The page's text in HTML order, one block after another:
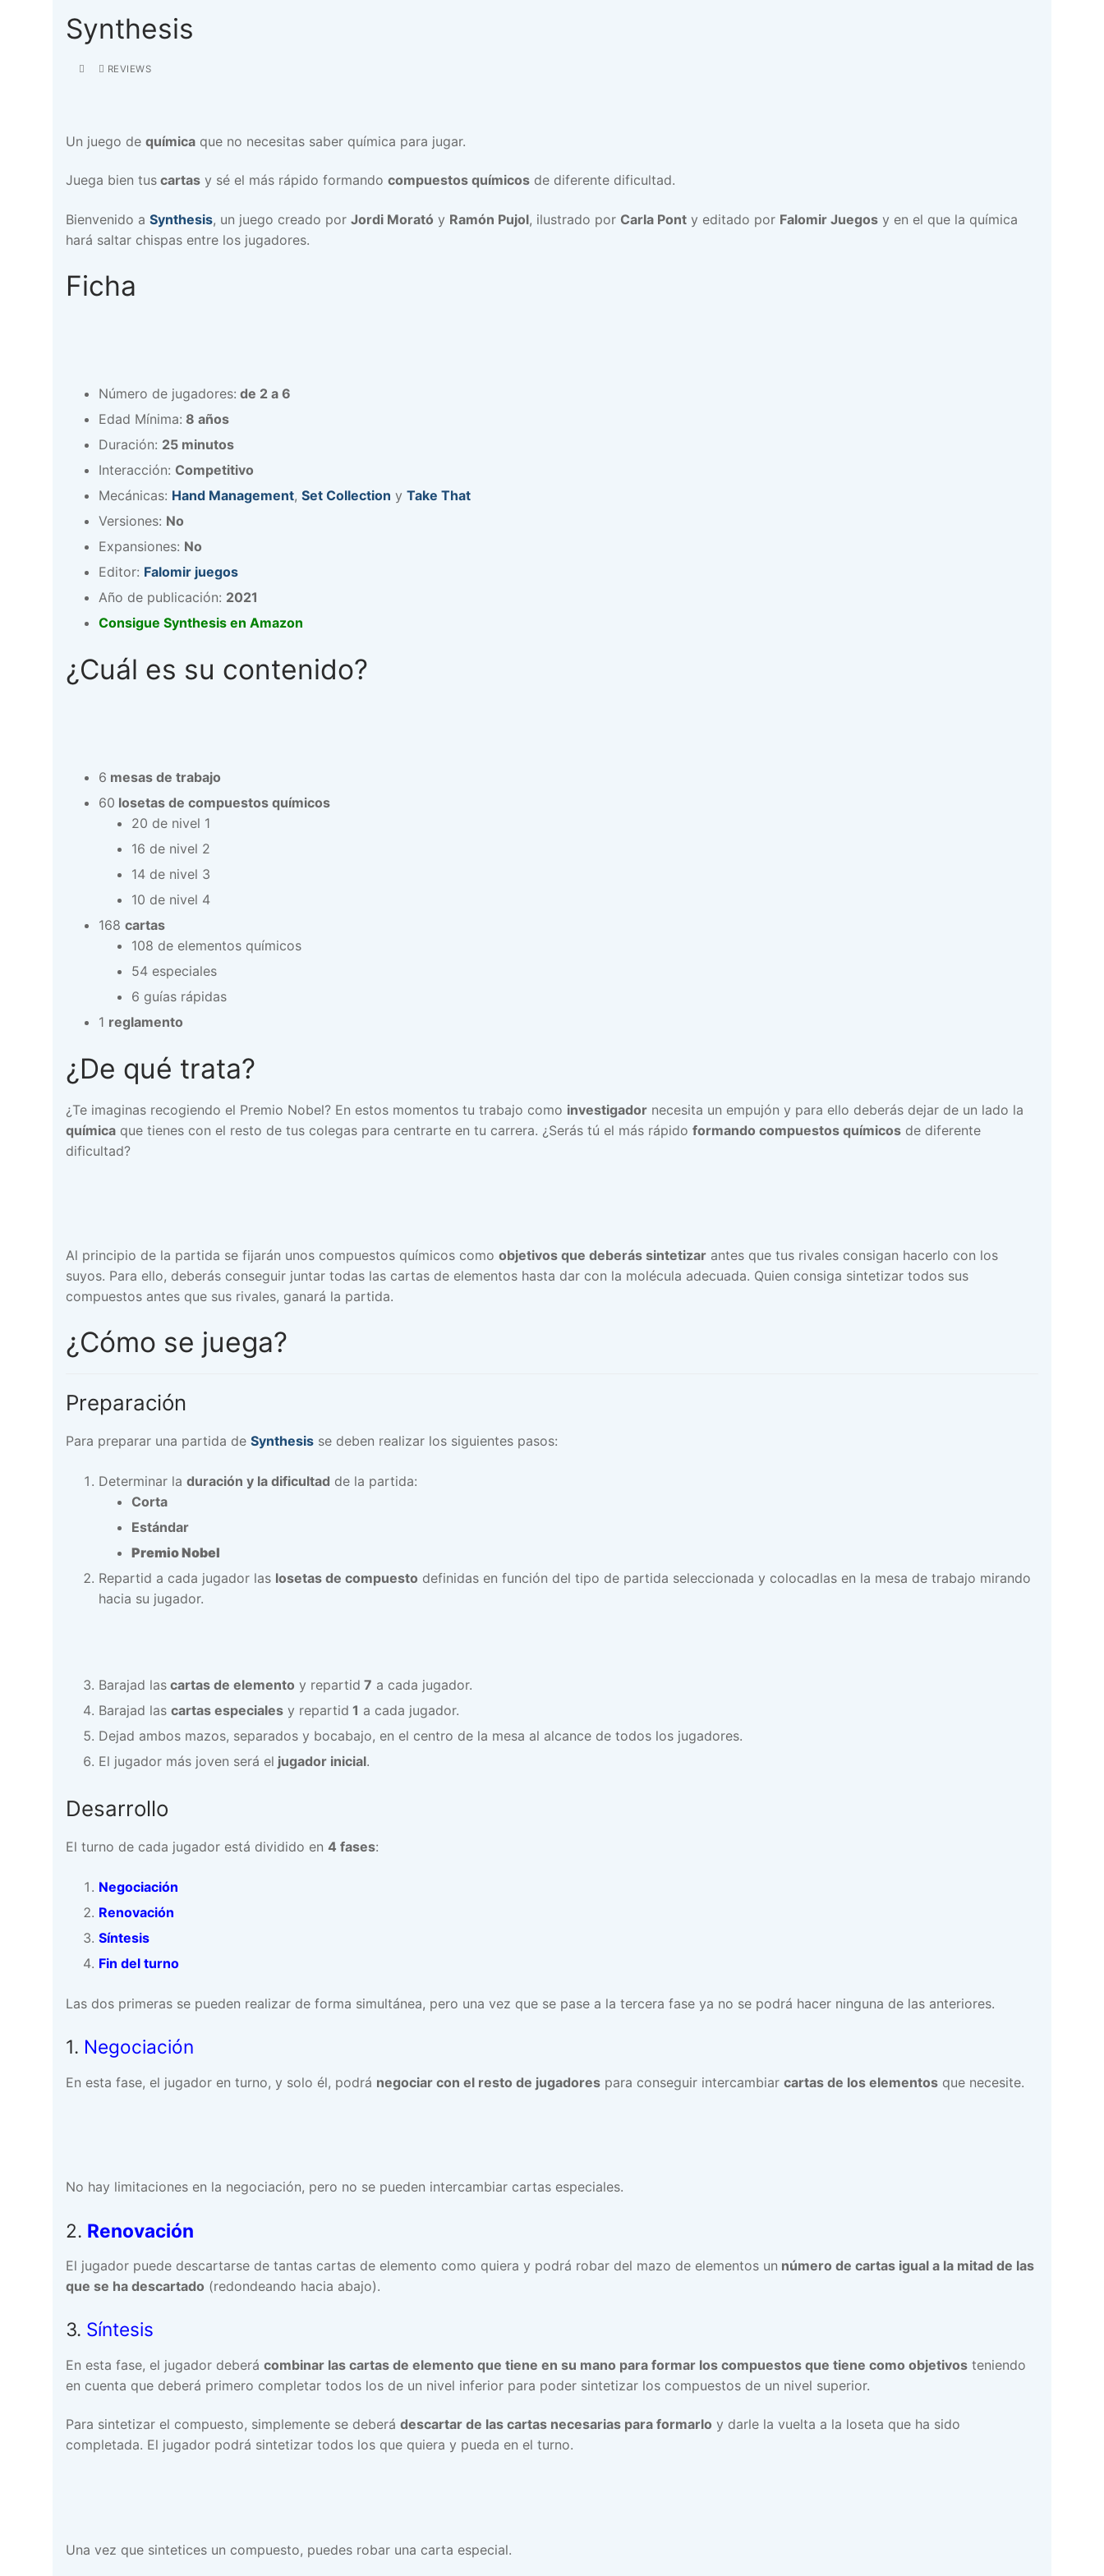
Synthesis
REVIEWS
Un juego de química que no necesitas saber química para jugar.
Juega bien tus cartas y sé el más rápido formando compuestos químicos de diferente dificultad.
Bienvenido a Synthesis, un juego creado por Jordi Morató y Ramón Pujol, ilustrado por Carla Pont y editado por Falomir Juegos y en el que la química
hará saltar chispas entre los jugadores.
Ficha
Número de jugadores: de 2 a 6
Edad Mínima: 8 años
Duración: 25 minutos
Interacción: Competitivo
Mecánicas: Hand Management, Set Collection y Take That
Versiones: No
Expansiones: No
Editor: Falomir juegos
Año de publicación: 2021
Consigue Synthesis en Amazon
¿Cuál es su contenido?
6 mesas de trabajo
60 losetas de compuestos químicos
20 de nivel 1
16 de nivel 2
14 de nivel 3
10 de nivel 4
168 cartas
108 de elementos químicos
54 especiales
6 guías rápidas
1 reglamento
¿De qué trata?
¿Te imaginas recogiendo el Premio Nobel? En estos momentos tu trabajo como investigador necesita un empujón y para ello deberás dejar de un lado la
química que tienes con el resto de tus colegas para centrarte en tu carrera. ¿Serás tú el más rápido formando compuestos químicos de diferente
dificultad?
Al principio de la partida se fijarán unos compuestos químicos como objetivos que deberás sintetizar antes que tus rivales consigan hacerlo con los
suyos. Para ello, deberás conseguir juntar todas las cartas de elementos hasta dar con la molécula adecuada. Quien consiga sintetizar todos sus
compuestos antes que sus rivales, ganará la partida.
¿Cómo se juega?
Preparación
Para preparar una partida de Synthesis se deben realizar los siguientes pasos:
Determinar la duración y la dificultad de la partida:
Corta
Estándar
Premio Nobel
Repartid a cada jugador las losetas de compuesto definidas en función del tipo de partida seleccionada y colocadlas en la mesa de trabajo mirando
hacia su jugador.
Barajad las cartas de elemento y repartid 7 a cada jugador.
Barajad las cartas especiales y repartid 1 a cada jugador.
Dejad ambos mazos, separados y bocabajo, en el centro de la mesa al alcance de todos los jugadores.
El jugador más joven será el jugador inicial.
Desarrollo
El turno de cada jugador está dividido en 4 fases:
Negociación
Renovación
Síntesis
Fin del turno
Las dos primeras se pueden realizar de forma simultánea, pero una vez que se pase a la tercera fase ya no se podrá hacer ninguna de las anteriores.
1. Negociación
En esta fase, el jugador en turno, y solo él, podrá negociar con el resto de jugadores para conseguir intercambiar cartas de los elementos que necesite.
No hay limitaciones en la negociación, pero no se pueden intercambiar cartas especiales.
2. Renovación
El jugador puede descartarse de tantas cartas de elemento como quiera y podrá robar del mazo de elementos un número de cartas igual a la mitad de las
que se ha descartado (redondeando hacia abajo).
3. Síntesis
En esta fase, el jugador deberá combinar las cartas de elemento que tiene en su mano para formar los compuestos que tiene como objetivos teniendo
en cuenta que deberá primero completar todos los de un nivel inferior para poder sintetizar los compuestos de un nivel superior.
Para sintetizar el compuesto, simplemente se deberá descartar de las cartas necesarias para formarlo y darle la vuelta a la loseta que ha sido
completada. El jugador podrá sintetizar todos los que quiera y pueda en el turno.
Una vez que sintetices un compuesto, puedes robar una carta especial.